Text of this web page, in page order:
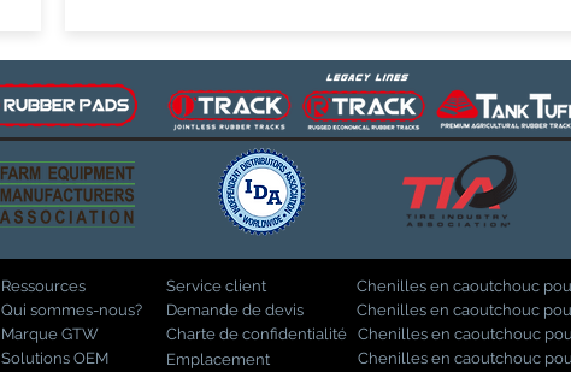
Service client
Ressources
Qui sommes-nous?
Marque GTW
Solutions OEM
Demande de devis
Charte de confidentialité
Emplacement
Chenilles en caoutchouc
Chenilles en caoutchouc
Chenilles en caoutchouc
Chenilles en caoutchouc